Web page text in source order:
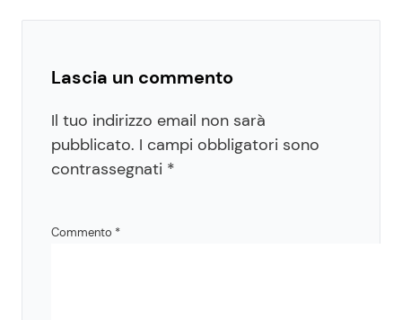
Lascia un commento
Il tuo indirizzo email non sarà
pubblicato. I campi obbligatori sono
contrassegnati *
Commento *